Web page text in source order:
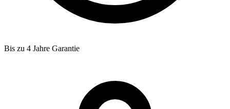
Bis zu 4 Jahre Garantie